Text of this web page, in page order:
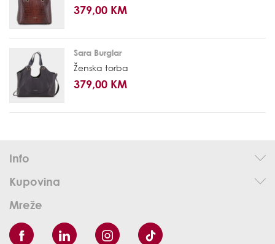
379,00 KM
Sara Burglar
Ženska torba
379,00 KM
Info
Kupovina
Mreže